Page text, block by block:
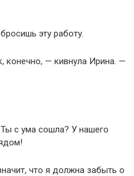
эту работу.
конечно, — кивнула Ирина. —
с ума сошла? У нашего
что я должна забыть о